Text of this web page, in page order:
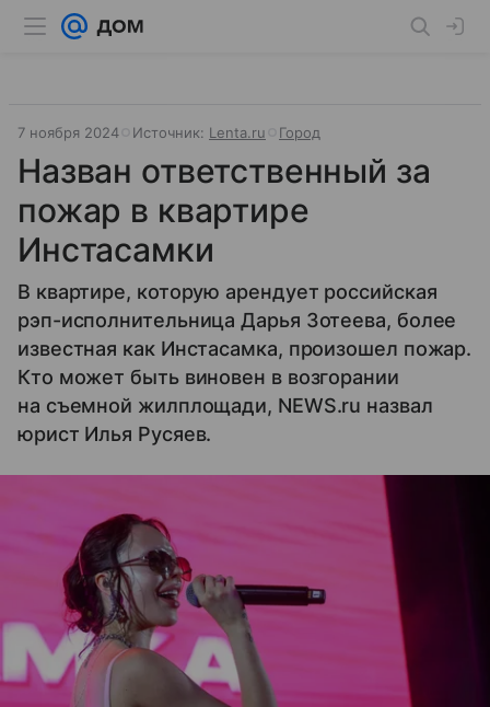
7 ноября 2024 Источник: Lenta.ru Город
Назван ответственный за
пожар в квартире
Инстасамки
В квартире, которую арендует российская
рэп-исполнительница Дарья Зотеева, более
известная как Инстасамка, произошел пожар.
Кто может быть виновен в возгорании
на съемной жилплощади, NEWS.ru назвал
юрист Илья Русяев.